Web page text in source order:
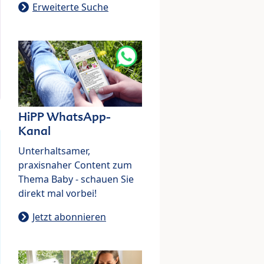
Erweiterte Suche
HiPP WhatsApp-
Kanal
Unterhaltsamer,
praxisnaher Content zum
Thema Baby - schauen Sie
direkt mal vorbei!
Jetzt abonnieren